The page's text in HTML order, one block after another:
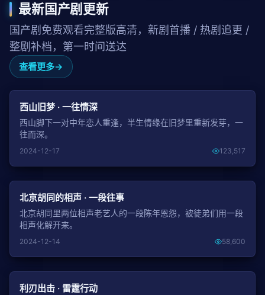
最新国产剧更新
国产剧免费观看完整版高清，新剧首播 / 热剧追更 /
整剧补档，第一时间送达
查看更多
西山旧梦 · 一往情深
西山脚下一对中年恋人重逢，半生情缘在旧梦里重新发芽，一
往而深。
2024-12-17 123,517
北京胡同的相声 · 一段往事
北京胡同里两位相声老艺人的一段陈年恩怨，被徒弟们用一段
相声化解开来。
2024-12-14 58,600
利刃出击 · 雷霆行动